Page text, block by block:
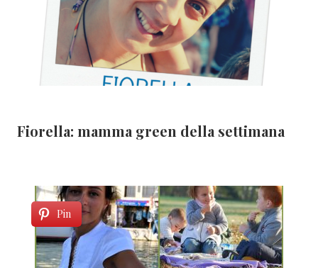
Fiorella: mamma green della settimana
Pin